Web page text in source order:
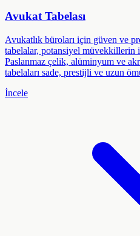
Avukat Tabelası
Avukatlık büroları için güven ve
tabelalar, potansiyel
Paslanmaz çelik, alüminyum ve
tabelaları sade, prestijli ve uzun
İncele